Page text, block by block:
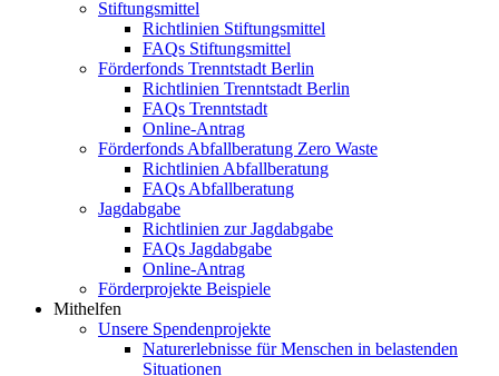
Stiftungsmittel
Richtlinien Stiftungsmittel
FAQs Stiftungsmittel
Förderfonds Trenntstadt Berlin
Richtlinien Trenntstadt Berlin
FAQs Trenntstadt
Online-Antrag
Förderfonds Abfallberatung Zero Waste
Richtlinien Abfallberatung
FAQs Abfallberatung
Jagdabgabe
Richtlinien zur Jagdabgabe
FAQs Jagdabgabe
Online-Antrag
Förderprojekte Beispiele
Mithelfen
Unsere Spendenprojekte
Naturerlebnisse für Menschen in belastenden
Situationen